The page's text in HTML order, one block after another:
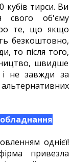
кубів тирси. Ви
свого об'єму
те, що якщо
безкоштовно,
то після того,
швидше
не завжди за
однієї!
привезла